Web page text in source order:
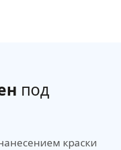
под
краски